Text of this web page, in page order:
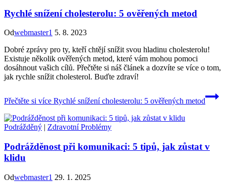
Rychlé snížení cholesterolu: 5 ověřených metod
Odwebmaster1 5. 8. 2023
Dobré zprávy pro ty, kteří chtějí snížit svou hladinu cholesterolu!
Existuje několik ověřených metod, které vám mohou pomoci
dosáhnout vašich cílů. Přečtěte si náš článek a dozvíte se více o tom,
jak rychle snížit cholesterol. Buďte zdraví!
Přečtěte si více Rychlé snížení cholesterolu: 5 ověřených metod
Podrážděný | Zdravotní Problémy
Podrážděnost při komunikaci: 5 tipů, jak zůstat v
klidu
Odwebmaster1 29. 1. 2025